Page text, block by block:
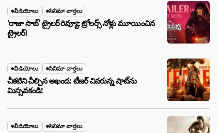
వీడియోలు సినిమా వార్తలు
‘రాజా సాబ్’ ట్రైలర్ రివ్యూ: ట్రోలర్స్ నోళ్లు మూయించిన
ట్రైలర్!
వీడియోలు సినిమా వార్తలు
చీకటిని చీల్చిన అఖండ: టీజర్ చివరున్న షాట్‌ను
మిస్సవకండి!
వీడియోలు సినిమా వార్తలు